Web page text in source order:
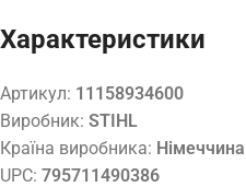
Характеристики
Артикул: 11158934600
Виробник: STIHL
Країна виробника: Німеччина
UPC: 795711490386